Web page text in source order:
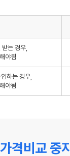
는 경우,
야됨
하는 경우,
야됨
가격비교 중지